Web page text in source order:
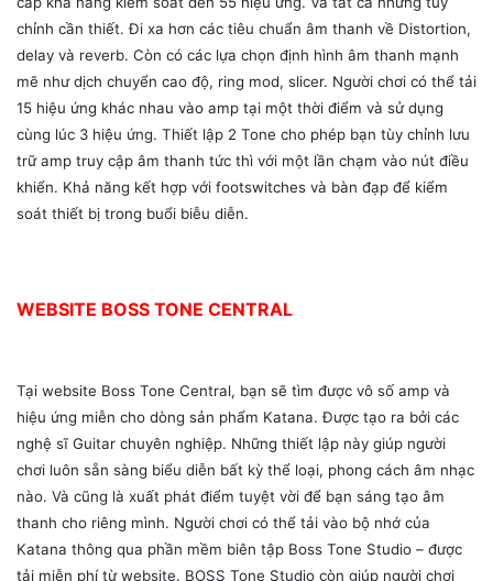
chỉnh cần thiết. Đi xa hơn các tiêu chuẩn âm thanh về Distortion,
delay và reverb. Còn có các lựa chọn định hình âm thanh mạnh
mẽ như dịch chuyển cao độ, ring mod, slicer. Người chơi có thể tải
15 hiệu ứng khác nhau vào amp tại một thời điểm và sử dụng
cùng lúc 3 hiệu ứng. Thiết lập 2 Tone cho phép bạn tùy chỉnh lưu
trữ amp truy cập âm thanh tức thì với một lần chạm vào nút điều
khiển. Khả năng kết hợp với footswitches và bàn đạp để kiểm
soát thiết bị trong buổi biễu diễn.
WEBSITE BOSS TONE CENTRAL
Tại website Boss Tone Central, bạn sẽ tìm được vô số amp và
hiệu ứng miễn cho dòng sản phẩm Katana. Được tạo ra bởi các
nghệ sĩ Guitar chuyên nghiệp. Những thiết lập này giúp người
chơi luôn sẵn sàng biểu diễn bất kỳ thể loại, phong cách âm nhạc
nào. Và cũng là xuất phát điểm tuyệt vời để bạn sáng tạo âm
thanh cho riêng mình. Người chơi có thể tải vào bộ nhớ của
Katana thông qua phần mềm biên tập Boss Tone Studio – được
tải miễn phí từ website. BOSS Tone Studio còn giúp người chơi